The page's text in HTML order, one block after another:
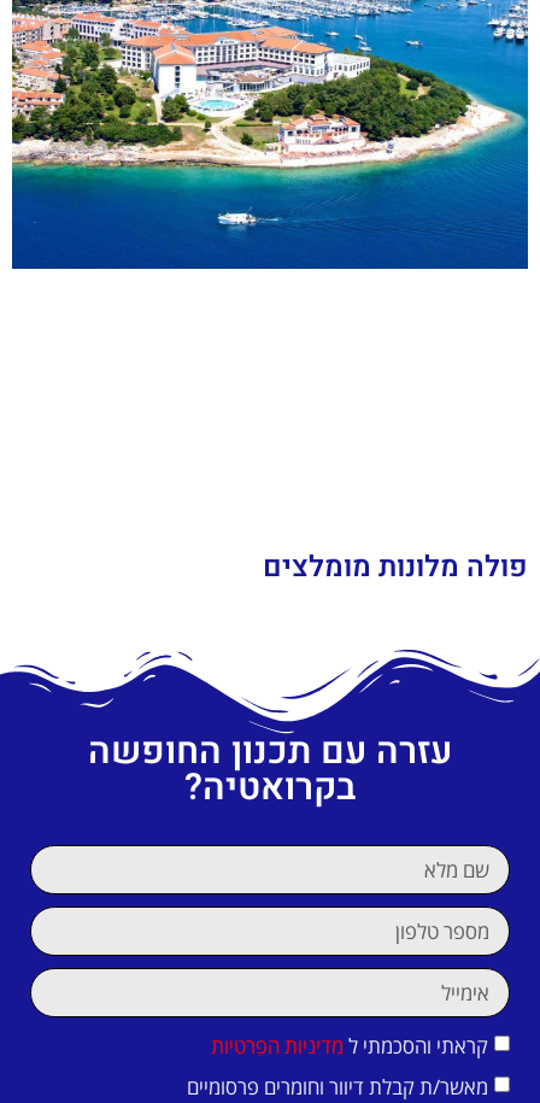
פולה מלונות מומלצים
עזרה עם תכנון החופשה
בקרואטיה?
קראתי והסכמתי ל מדיניות הפרטיות
מאשר/ת קבלת דיוור וחומרים פרסומיים